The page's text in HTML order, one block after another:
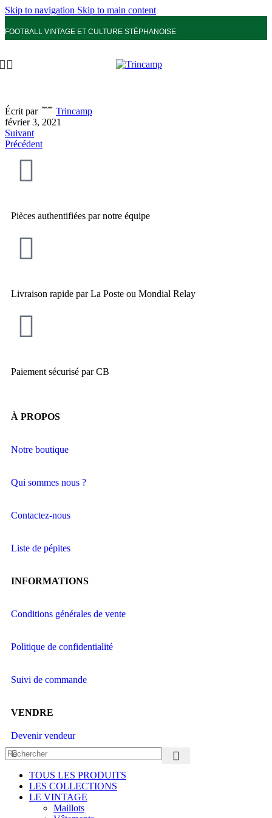
Skip to navigation Skip to main content
FOOTBALL VINTAGE ET CULTURE STÉPHANOISE
Écrit par
Trincamp
février 3, 2021
Suivant
Précédent
Pièces authentifiées par notre équipe
Livraison rapide par La Poste ou Mondial Relay
Paiement sécurisé par CB
À PROPOS
Notre boutique
Qui sommes nous ?
Contactez-nous
Liste de pépites
INFORMATIONS
Conditions générales de vente
Politique de confidentialité
Suivi de commande
VENDRE
Devenir vendeur
TOUS LES PRODUITS
LES COLLECTIONS
LE VINTAGE
Maillots